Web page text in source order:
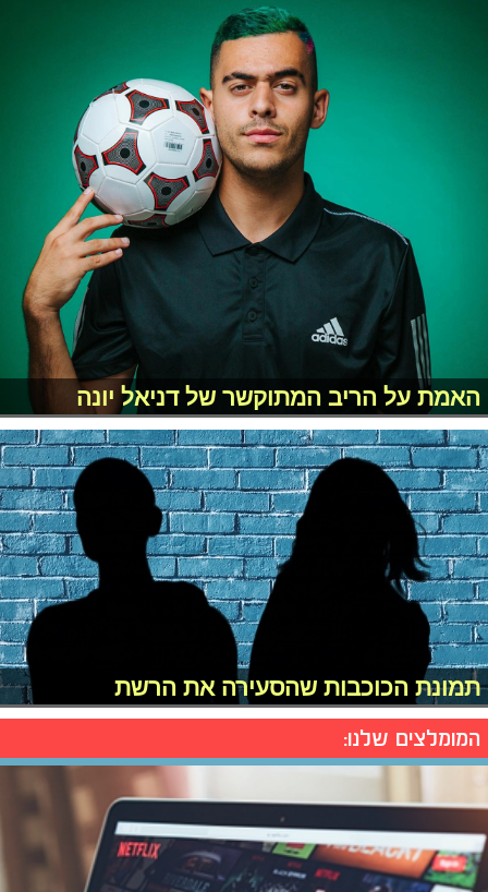
האמת על הריב המתוקשר של דניאל יונה
תמונת הכוכבות שהסעירה את הרשת
המומלצים שלנו: